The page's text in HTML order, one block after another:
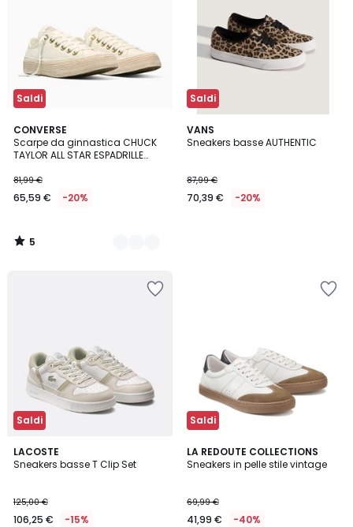
Saldi
CONVERSE
Scarpe da ginnastica CHUCK
TAYLOR ALL STAR ESPADRILLE
81,99 €
65,59 € -20%
5
/
5
2
Colori
5
/
Saldi
VANS
Sneakers basse AUTHENTIC
87,99 €
70,39 € -20%
Saldi
LACOSTE
Sneakers basse T Clip Set
125,00 €
106,25 € -15%
Saldi
LA REDOUTE COLLECTIONS
Sneakers in pelle stile vintage
69,99 €
41,99 € -40%
4,5
/ 5